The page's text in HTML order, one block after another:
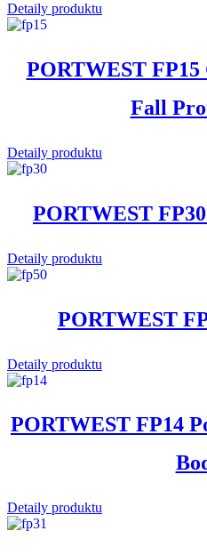
Detaily produktu
PORTWEST
Fall
Detaily produktu
PORTWEST
Detaily produktu
PORTWEST
Detaily produktu
PORTWEST FP14
Detaily produktu